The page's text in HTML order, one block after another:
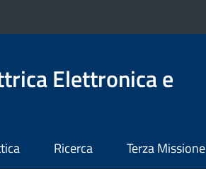
Elettronica e
Ricerca Terza Missione